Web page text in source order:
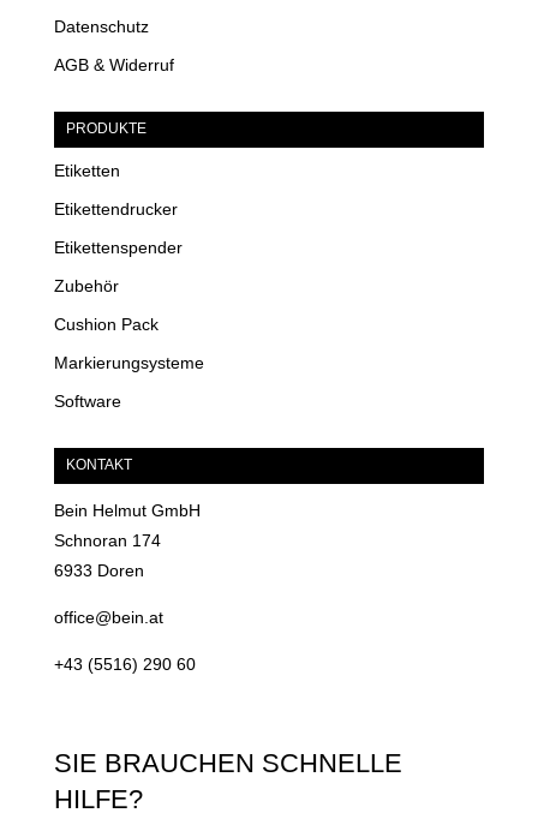
Datenschutz
AGB & Widerruf
PRODUKTE
Etiketten
Etikettendrucker
Etikettenspender
Zubehör
Cushion Pack
Markierungsysteme
Software
KONTAKT
Bein Helmut GmbH
Schnoran 174
6933 Doren
office@bein.at
+43 (5516) 290 60
SIE BRAUCHEN SCHNELLE
HILFE?